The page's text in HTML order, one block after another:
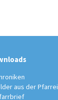
aus der Pfarrei